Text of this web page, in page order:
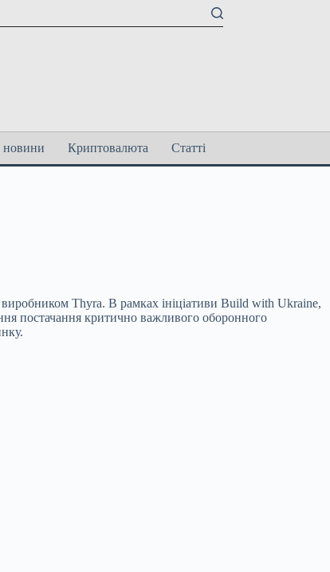
новини Криптовалюта Статті
Thyra. В рамках ініціативи Build with Ukraine,
постачання критично важливого оборонного